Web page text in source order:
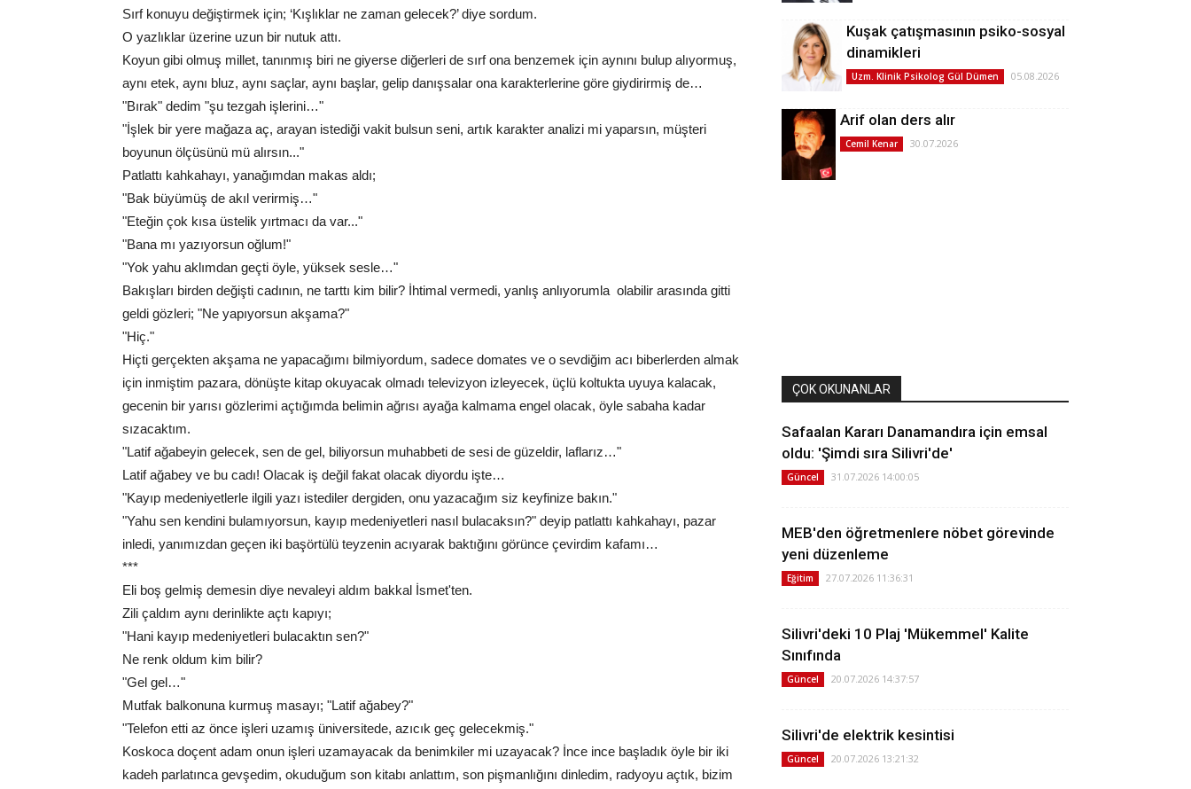
Sırf konuyu değiştirmek için; ‘Kışlıklar ne zaman gelecek?’ diye sordum.
O yazlıklar üzerine uzun bir nutuk attı.
Koyun gibi olmuş millet, tanınmış biri ne giyerse diğerleri de sırf ona benzemek için aynını bulup alıyormuş,
aynı etek, aynı bluz, aynı saçlar, aynı başlar, gelip danışsalar ona karakterlerine göre giydirirmiş de…
"Bırak" dedim "şu tezgah işlerini…"
"İşlek bir yere mağaza aç, arayan istediği vakit bulsun seni, artık karakter analizi mi yaparsın, müşteri
boyunun ölçüsünü mü alırsın..."
Patlattı kahkahayı, yanağımdan makas aldı;
"Bak büyümüş de akıl verirmiş…"
"Eteğin çok kısa üstelik yırtmacı da var..."
"Bana mı yazıyorsun oğlum!"
"Yok yahu aklımdan geçti öyle, yüksek sesle…"
Bakışları birden değişti cadının, ne tarttı kim bilir? İhtimal vermedi, yanlış anlıyorumla olabilir arasında gitti
geldi gözleri; "Ne yapıyorsun akşama?"
"Hiç."
Hiçti gerçekten akşama ne yapacağımı bilmiyordum, sadece domates ve o sevdiğim acı biberlerden almak
için inmiştim pazara, dönüşte kitap okuyacak olmadı televizyon izleyecek, üçlü koltukta uyuya kalacak,
gecenin bir yarısı gözlerimi açtığımda belimin ağrısı ayağa kalmama engel olacak, öyle sabaha kadar
sızacaktım.
"Latif ağabeyin gelecek, sen de gel, biliyorsun muhabbeti de sesi de güzeldir, laflarız…"
Latif ağabey ve bu cadı! Olacak iş değil fakat olacak diyordu işte…
"Kayıp medeniyetlerle ilgili yazı istediler dergiden, onu yazacağım siz keyfinize bakın."
"Yahu sen kendini bulamıyorsun, kayıp medeniyetleri nasıl bulacaksın?" deyip patlattı kahkahayı, pazar
inledi, yanımızdan geçen iki başörtülü teyzenin acıyarak baktığını görünce çevirdim kafamı…
***
Eli boş gelmiş demesin diye nevaleyi aldım bakkal İsmet'ten.
Zili çaldım aynı derinlikte açtı kapıyı;
"Hani kayıp medeniyetleri bulacaktın sen?"
Ne renk oldum kim bilir?
"Gel gel…"
Mutfak balkonuna kurmuş masayı; "Latif ağabey?"
"Telefon etti az önce işleri uzamış üniversitede, azıcık geç gelecekmiş."
Koskoca doçent adam onun işleri uzamayacak da benimkiler mi uzayacak? İnce ince başladık öyle bir iki
kadeh parlatınca gevşedim, okuduğum son kitabı anlattım, son pişmanlığını dinledim, radyoyu açtık, bizim
Kuşak çatışmasının psiko-sosyal
dinamikleri
Uzm. Klinik Psikolog Gül Dümen 05.08.2026
Arif olan ders alır
Cemil Kenar 30.07.2026
ÇOK OKUNANLAR
Safaalan Kararı Danamandıra için emsal
oldu: 'Şimdi sıra Silivri'de'
Güncel 31.07.2026 14:00:05
MEB'den öğretmenlere nöbet görevinde
yeni düzenleme
Eğitim 27.07.2026 11:36:31
Silivri'deki 10 Plaj 'Mükemmel' Kalite
Sınıfında
Güncel 20.07.2026 14:37:57
Silivri'de elektrik kesintisi
Güncel 20.07.2026 13:21:32